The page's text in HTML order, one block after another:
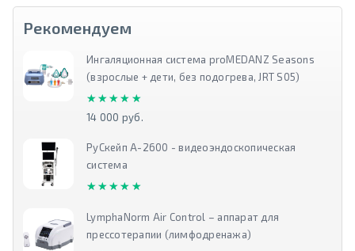
Рекомендуем
Ингаляционная система proMEDANZ Seasons
(взрослые + дети, без подогрева, JRT S05)
★★★★★
★★★★★
14 000 руб.
РуСкейп А-2600 - видеоэндоскопическая
система
★★★★★
★★★★★
LymphaNorm Air Control – аппарат для
прессотерапии (лимфодренажа)